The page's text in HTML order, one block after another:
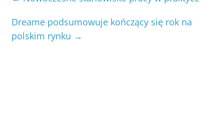
Dreame podsumowuje kończący się rok na
polskim rynku →